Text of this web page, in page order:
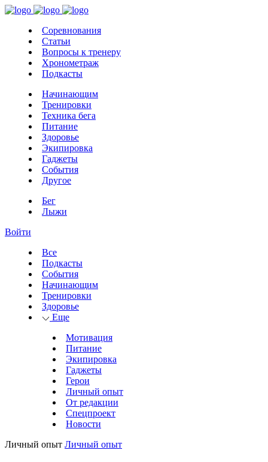
Соревнования
Статьи
Вопросы к тренеру
Хронометраж
Подкасты
Начинающим
Тренировки
Техника бега
Питание
Здоровье
Экипировка
Гаджеты
События
Другое
Бег
Лыжи
Войти
Все
Подкасты
События
Начинающим
Тренировки
Здоровье
Еще
Мотивация
Питание
Экипировка
Гаджеты
Герои
Личный опыт
От редакции
Спецпроект
Новости
Личный опыт Личный опыт